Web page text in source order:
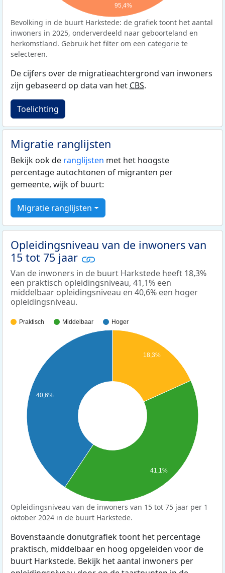
95,4%
Bevolking in de buurt Harkstede: de grafiek toont het aantal
inwoners in 2025, onderverdeeld naar geboorteland en
herkomstland. Gebruik het filter om een categorie te
selecteren.
De cijfers over de migratieachtergrond van inwoners
zijn gebaseerd op data van hetCBS.
Toelichting
Migratie ranglijsten
Bekijk ook de ranglijsten met het hoogste
percentage autochtonen of migranten per
gemeente, wijk of buurt:
Migratie ranglijsten
Opleidingsniveau van de inwoners van
15 tot 75 jaar
Van de inwoners in de buurt Harkstede heeft 18,3%
een praktisch opleidingsniveau, 41,1% een
middelbaar opleidingsniveau en 40,6% een hoger
opleidingsniveau.
Praktisch Middelbaar Hoger
18,3%
40,6%
41,1%
Opleidingsniveau van de inwoners van 15 tot 75 jaar per 1
oktober 2024 in de buurt Harkstede.
Bovenstaande donutgrafiek toont het percentage
praktisch, middelbaar en hoog opgeleiden voor de
buurt Harkstede. Bekijk het aantal inwoners per